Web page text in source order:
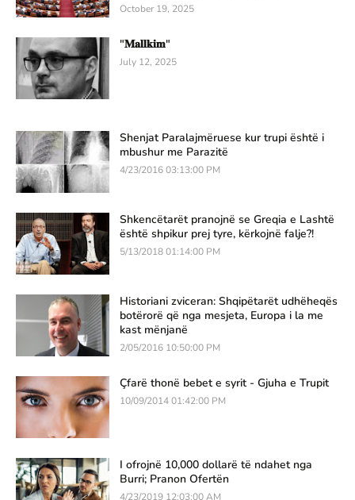
October 19, 2025
"𝐌𝐚𝐥𝐥𝐤𝐢𝐦"
July 12, 2025
Shenjat Paralajmëruese kur trupi është i
mbushur me Parazitë
4/23/2016 03:13:00 PM
Shkencëtarët pranojnë se Greqia e Lashtë
është shpikur prej tyre, kërkojnë falje?!
5/13/2018 01:14:00 PM
Historiani zviceran: Shqipëtarët udhëheqës
botërorë që nga mesjeta, Europa i la me
kast mënjanë
2/05/2016 10:50:00 PM
Çfarë thonë bebet e syrit - Gjuha e Trupit
10/09/2014 01:42:00 PM
I ofrojnë 10,000 dollarë të ndahet nga
Burri; Pranon Ofertën
4/23/2019 12:03:00 AM